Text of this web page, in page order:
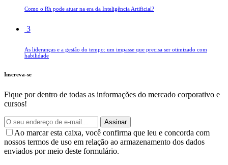
Como o Rh pode atuar na era da Inteligência Artificial?
3
As lideranças e a gestão do tempo: um impasse que precisa ser otimizado com
habilidade
Inscreva-se
Fique por dentro de todas as informações do mercado corporativo e
cursos!
Assinar
Ao marcar esta caixa, você confirma que leu e concorda com
nossos termos de uso em relação ao armazenamento dos dados
enviados por meio deste formulário.